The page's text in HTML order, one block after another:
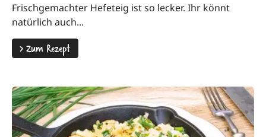
Frischgemachter Hefeteig ist so lecker. Ihr könnt
natürlich auch...
>Zum Rezept